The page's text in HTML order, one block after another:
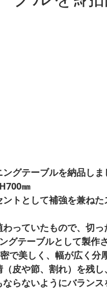
グテーブルを納品しま
㎜
トとして補強を兼ねた
っていたもので、切
グテーブルとして製作
で美しく、幅が広く分
皮や節、割れ）を残し
らないようにバランス